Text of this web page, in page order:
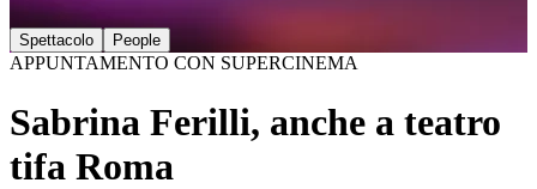
Spettacolo People
APPUNTAMENTO CON SUPERCINEMA
Sabrina Ferilli, anche a teatro
tifa Roma